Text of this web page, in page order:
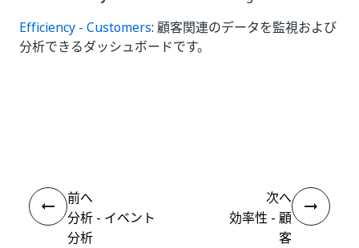
Efficiency - Customers: 顧客関連のデータを監視および
分析できるダッシュボードです。
前へ
分析 - イベント
分析
次へ
効率性 - 顧
客